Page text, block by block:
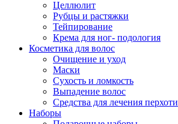
Целлюлит
Рубцы и растяжки
Тейпирование
Крема для ног- подология
Косметика для волос
Очищение и уход
Маски
Сухость и ломкость
Выпадение волос
Средства для лечения перхоти
Наборы